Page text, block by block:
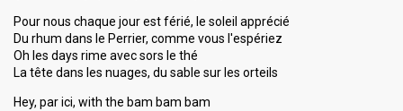
Pour nous chaque jour est férié, le soleil apprécié
Du rhum dans le Perrier, comme vous l'espériez
Oh les days rime avec sors le thé
La tête dans les nuages, du sable sur les orteils
Hey, par ici, with the bam bam bam